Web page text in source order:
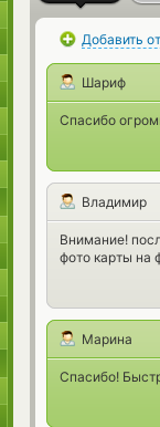
Добавить
Шариф
Спасибо
Владимир
Внимание!
фото карты на
Марина
Спасибо!